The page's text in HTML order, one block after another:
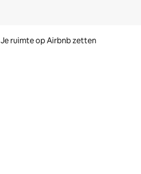
Je ruimte op Airbnb zetten